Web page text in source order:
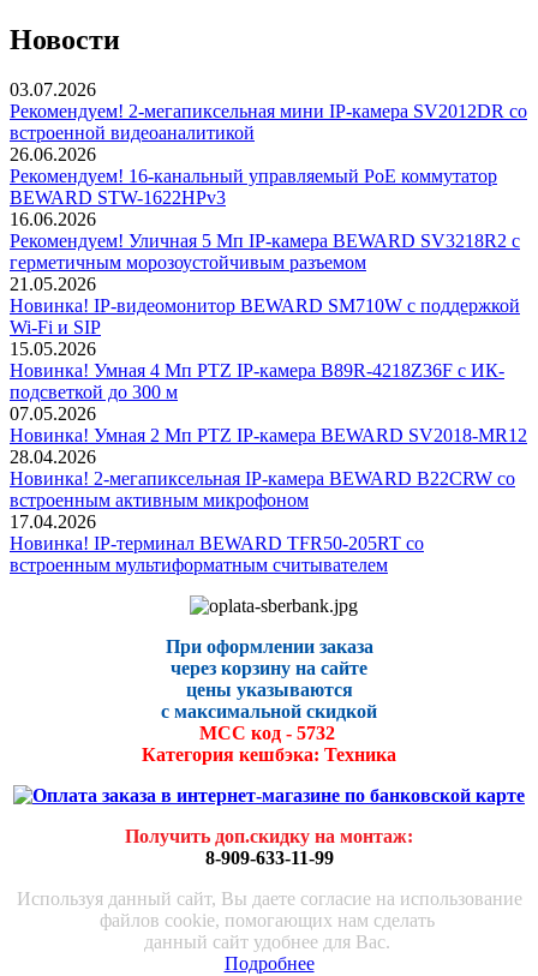
Новости
03.07.2026
Рекомендуем! 2-мегапиксельная мини IP-камера SV2012DR со
встроенной видеоаналитикой
26.06.2026
Рекомендуем! 16-канальный управляемый PoE коммутатор
BEWARD STW-1622HPv3
16.06.2026
Рекомендуем! Уличная 5 Мп IP-камера BEWARD SV3218R2 с
герметичным морозоустойчивым разъемом
21.05.2026
Новинка! IP-видеомонитор BEWARD SM710W с поддержкой
Wi-Fi и SIP
15.05.2026
Новинка! Умная 4 Мп PTZ IP-камера B89R-4218Z36F с ИК-
подсветкой до 300 м
07.05.2026
Новинка! Умная 2 Мп PTZ IP-камера BEWARD SV2018-MR12
28.04.2026
Новинка! 2-мегапиксельная IP-камера BEWARD B22CRW со
встроенным активным микрофоном
17.04.2026
Новинка! IP-терминал BEWARD TFR50-205RT со
встроенным мультиформатным считывателем
При оформлении заказа
через корзину на сайте
цены указываются
с максимальной скидкой
МСС код - 5732
Категория кешбэка: Техника
Получить доп.скидку на монтаж:
8-909-633-11-99
Используя данный сайт, Вы даете согласие на использование
файлов cookie, помогающих нам сделать
данный сайт удобнее для Вас.
Подробнее